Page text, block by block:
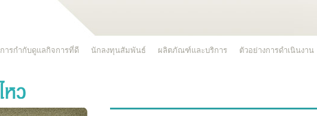
การกำกับดูแลกิจการที่ดี นักลงทุนสัมพันธ์ ผลิตภัณฑ์และบริการ ตัวอย่างการดำเนินงาน